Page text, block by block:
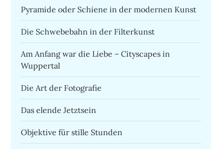
Pyramide oder Schiene in der modernen Kunst
Die Schwebebahn in der Filterkunst
Am Anfang war die Liebe – Cityscapes in
Wuppertal
Die Art der Fotografie
Das elende Jetztsein
Objektive für stille Stunden